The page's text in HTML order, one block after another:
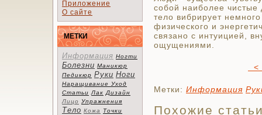
Приложение
О сайте
МЕТКИ
Информация Ногти
Болезни Маникюр
Педикюр Руки Ноги
Наращивание Уход
Статьи Лак Дизайн
Лицо Упражнения
Тело Кожа
Точки
собой наиболее
тело вибрирует
физического и
связа­но с интуицией,
ощущениями.
<
Метки: Информация
Похожие